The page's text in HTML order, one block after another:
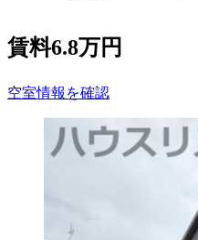
賃料6.8万円
空室情報を確認